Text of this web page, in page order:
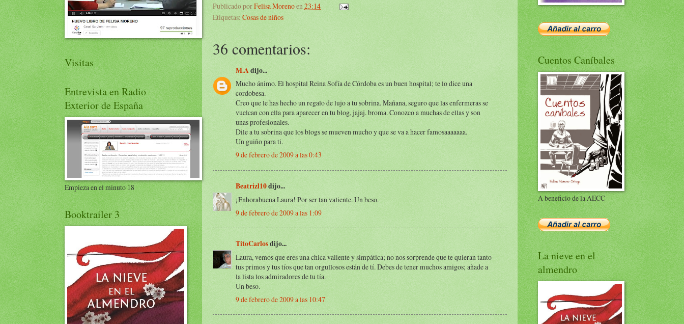
Publicado porFelisa Morenoen 23:14
Etiquetas: Cosas de niños
36 comentarios:
M.Adijo...
Mucho ánimo. El hospital Reina Sofía de Córdoba es un buen hospital; te lo dice una
cordobesa.
Creo que le has hecho un regalo de lujo a tu sobrina. Mañana, seguro que las enfermeras se
vuelcan con ella para aparecer en tu blog, jajaj. broma. Conozco a muchas de ellas y son
unas profesionales.
Dile a tu sobrina que los blogs se mueven mucho y que se va a hacer famosaaaaaaa.
Un guiño para ti.
9 de febrero de 2009 a las 0:43
Beatrizl10dijo...
¡Enhorabuena Laura! Por ser tan valiente. Un beso.
9 de febrero de 2009 a las 1:09
TitoCarlosdijo...
Laura, vemos que eres una chica valiente y simpática; no nos sorprende que te quieran tanto
tus primos y tus tíos que tan orgullosos están de tí. Debes de tener muchos amigos; añade a
la lista los admiradores de tu tía.
Un beso.
9 de febrero de 2009 a las 10:47
Visitas
Entrevista en Radio
Exterior de España
Empieza en el minuto 18
Booktrailer 3
Cuentos Caníbales
A beneficio de la AECC
La nieve en el
almendro